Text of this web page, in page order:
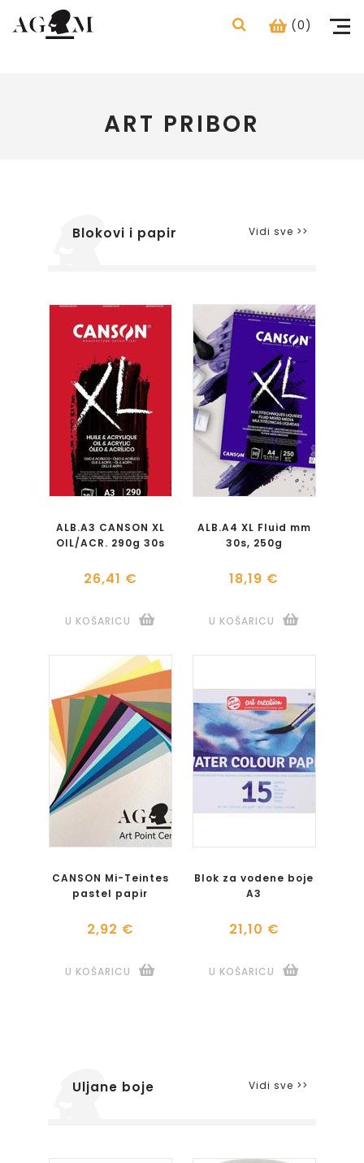
(0)
ART PRIBOR
Blokovi i papir Vidi sve >>
ALB.A3 CANSON XL
OIL/ACR. 290g 30s
26,41 €
U KOŠARICU
ALB.A4 XL Fluid mm
30s, 250g
18,19 €
U KOŠARICU
CANSON Mi-Teintes
pastel papir
2,92 €
U KOŠARICU
Blok za vodene boje
A3
21,10 €
U KOŠARICU
Uljane boje Vidi sve >>